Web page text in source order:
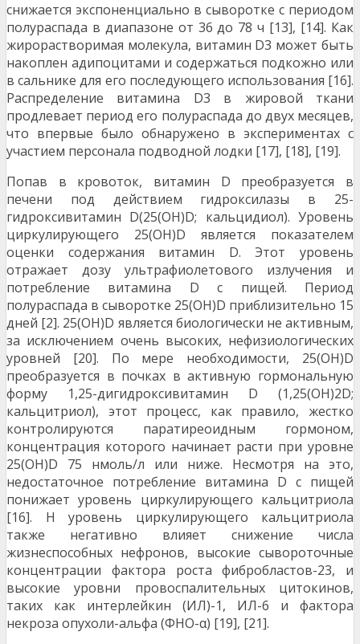
снижается экспоненциально в сыворотке с периодом
полураспада в диапазоне от 36 до 78 ч [13], [14]. Как
жирорастворимая молекула, витамин D3 может быть
накоплен адипоцитами и содержаться подкожно или
в сальнике для его последующего использования [16].
Распределение витамина D3 в жировой ткани
продлевает период его полураспада до двух месяцев,
что впервые было обнаружено в экспериментах с
участием персонала подводной лодки [17], [18], [19].
Попав в кровоток, витамин D преобразуется в
печени под действием гидроксилазы в 25-
гидроксивитамин D(25(OH)D; кальцидиол). Уровень
циркулирующего 25(OH)D является показателем
оценки содержания витамин D. Этот уровень
отражает дозу ультрафиолетового излучения и
потребление витамина D с пищей. Период
полураспада в сыворотке 25(ОН)D приблизительно 15
дней [2]. 25(ОН)D является биологически не активным,
за исключением очень высоких, нефизиологических
уровней [20]. По мере необходимости, 25(ОН)D
преобразуется в почках в активную гормональную
форму 1,25-дигидроксивитамин D (1,25(OH)2D;
кальцитриол), этот процесс, как правило, жестко
контролируются паратиреоидным гормоном,
концентрация которого начинает расти при уровне
25(OH)D 75 нмоль/л или ниже. Несмотря на это,
недостаточное потребление витамина D с пищей
понижает уровень циркулирующего кальцитриола
[16]. Н уровень циркулирующего кальцитриола
также негативно влияет снижение числа
жизнеспособных нефронов, высокие сывороточные
концентрации фактора роста фибробластов-23, и
высокие уровни провоспалительных цитокинов,
таких как интерлейкин (ИЛ)-1, ИЛ-6 и фактора
некроза опухоли-альфа (ФНО-α) [19], [21].